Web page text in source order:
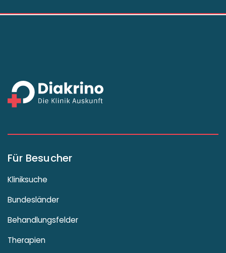
Für Besucher
Kliniksuche
Bundesländer
Behandlungsfelder
Therapien